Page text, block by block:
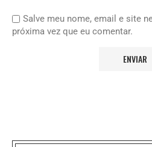
Salve meu nome, email e site
próxima vez que eu comentar.